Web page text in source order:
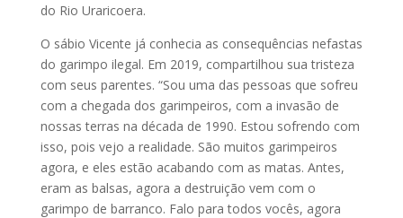
do Rio Uraricoera.
O sábio Vicente já conhecia as consequências nefastas
do garimpo ilegal. Em 2019, compartilhou sua tristeza
com seus parentes. “Sou uma das pessoas que sofreu
com a chegada dos garimpeiros, com a invasão de
nossas terras na década de 1990. Estou sofrendo com
isso, pois vejo a realidade. São muitos garimpeiros
agora, e eles estão acabando com as matas. Antes,
eram as balsas, agora a destruição vem com o
garimpo de barranco. Falo para todos vocês, agora